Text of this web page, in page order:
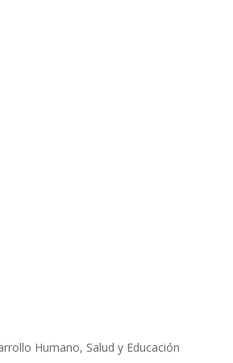
Humano, Salud y Educación